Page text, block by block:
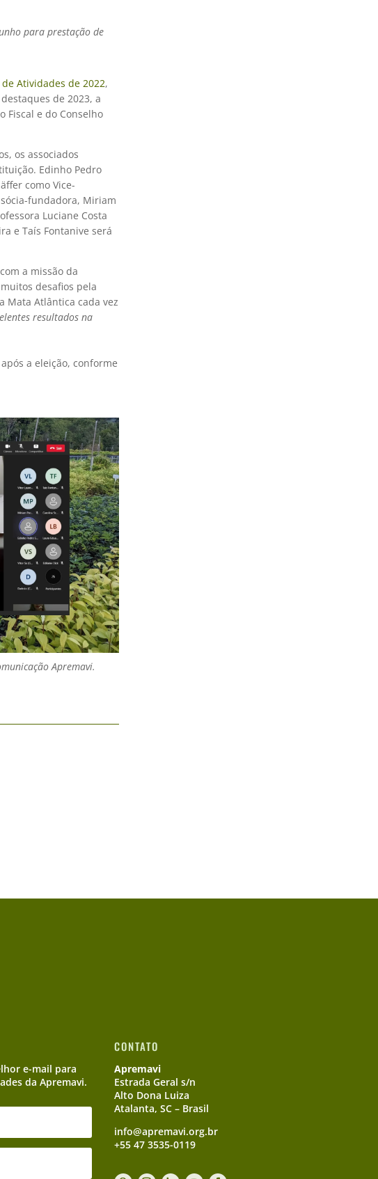
para prestação de
Atividades de 2022,
de 2023, a
Fiscal e do Conselho
os associados
Edinho Pedro
como Vice-
fundadora, Miriam
Luciane Costa
e Taís Fontanive será
a missão da
desafios pela
Mata Atlântica cada vez
resultados na
a eleição, conforme
Apremavi.
e-mail para
da Apremavi.
CONTATO
Apremavi
Estrada Geral s/n
Alto Dona Luiza
Atalanta, SC – Brasil
info@apremavi.org.br
+55 47 3535-0119